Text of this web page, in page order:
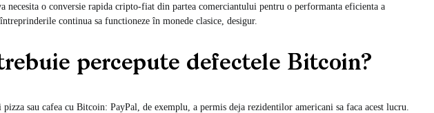
necesita o conversie rapida cripto-fiat din partea comerciantului pentru o performanta eficienta a
continua sa functioneze în monede clasice, desigur.
percepute defectele Bitcoin?
sau cafea cu Bitcoin: PayPal, de exemplu, a permis deja rezidentilor americani sa faca acest lucru.